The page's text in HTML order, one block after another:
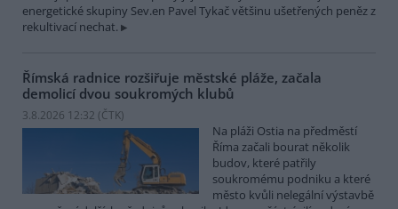
energetické skupiny Sev.en Pavel Tykač většinu ušetřených peněz z
rekultivací nechat.
Římská radnice rozšiřuje městské pláže, začala
demolicí dvou soukromých klubů
3.8.2026 12:32 (ČTK)
Na pláži Ostia na předměstí
Říma začali bourat několik
budov, které patřily
soukromému podniku a které
město kvůli nelegální výstavbě